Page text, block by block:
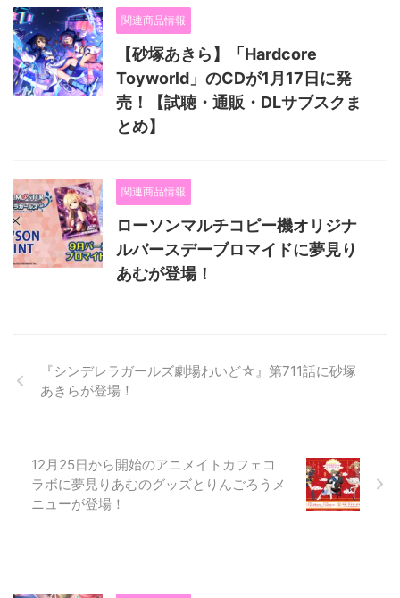
関連商品情報
【砂塚あきら】「Hardcore
Toyworld」のCDが1月17日に発
売！【試聴・通販・DLサブスクま
とめ】
関連商品情報
ローソンマルチコピー機オリジナ
ルバースデーブロマイドに夢見り
あむが登場！
『シンデレラガールズ劇場わいど☆』第711話に砂塚
あきらが登場！
12月25日から開始のアニメイトカフェコ
ラボに夢見りあむのグッズとりんごろうメ
ニューが登場！